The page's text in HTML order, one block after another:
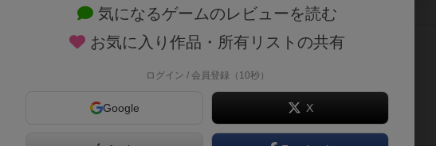
モーモー処理班（Unexploded Cow）
気になるゲームのレビューを読む
お気に入り作品・所有リストの共有
ログイン / 会員登録（10秒）
Google X